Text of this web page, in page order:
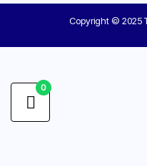
Copyright © 2025
0